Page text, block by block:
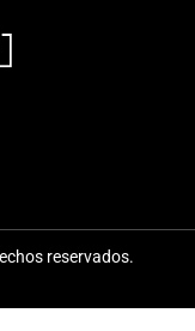
reservados.